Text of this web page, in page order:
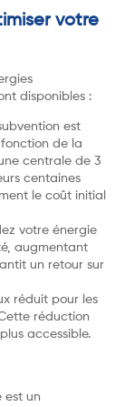
votre
disponibles :
est
de la
centrale de 3
centaines
le coût initial
votre énergie
augmentant
un retour sur
réduit pour les
réduction
accessible.
est un